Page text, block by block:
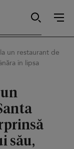
un restaurant de
în lipsa
său,